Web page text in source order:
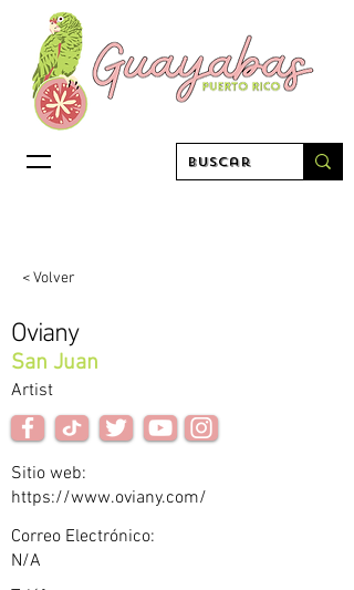
< Volver
Oviany
San Juan
Artist
Sitio web:
https://www.oviany.com/
Correo Electrónico:
N/A